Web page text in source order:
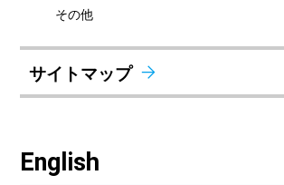
その他
サイトマップ
English